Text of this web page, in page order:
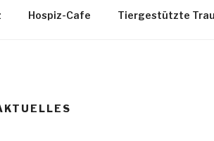
Hospiz-Cafe Tiergestützte